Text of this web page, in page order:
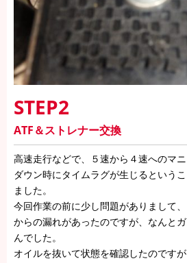
STEP2
ATF＆ストレナー交換
高速走行などで、５速から４速へのマ
ダウン時にタイムラグが生じるという
ました。
今回作業の前に少し問題がありまして
からの漏れがあったのですが、なんと
んでした。
オイルを抜いて状態を確認したのです